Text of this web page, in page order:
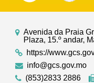
Avenida da Praia
Plaza, 15.º andar,
https://
info@gcs.gov.mo
(853)2833 2886